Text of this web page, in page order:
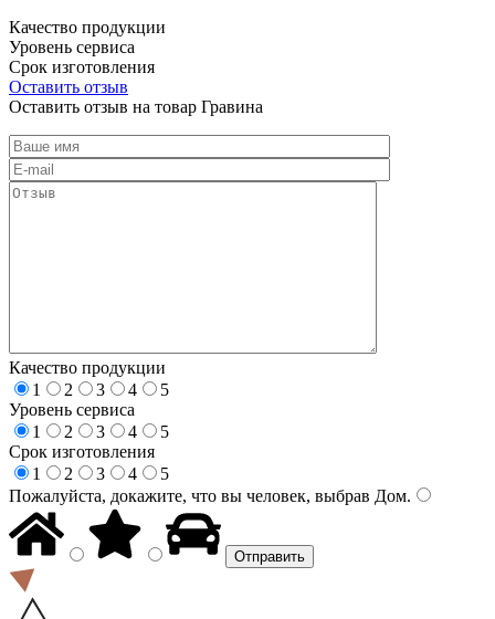
Качество продукции
Уровень сервиса
Срок изготовления
Оставить отзыв
Оставить отзыв на товар Гравина
Качество продукции
1
2 3 4
5
Уровень сервиса
1
2 3 4
5
Срок изготовления
1
2 3 4
5
Пожалуйста, докажите, что вы человек, выбрав Дом.